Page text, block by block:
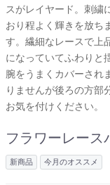
スがレイヤード。刺繍
おり程よく輝きを放ち
す。繊細なレースで上
になっていてふわりと
腕をうまくカバーされ
りませんが後ろの方部
お気を付けください。
フラワーレース
新商品 今月のオススメ